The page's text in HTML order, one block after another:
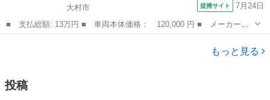
大村市
提携サイト 7月24日
■ 支払総額: 13万円 ■ 車両本体価格： 120,000 円 ■ メーカー
名： スバル ■ 車種名： サンバートラック ■ グレード名： Ｔ
Ｂ ４ＷＤ ■ 排気量： 660cc ■ ドア枚数： 2D ■ ミッション：
もっと見る
投稿